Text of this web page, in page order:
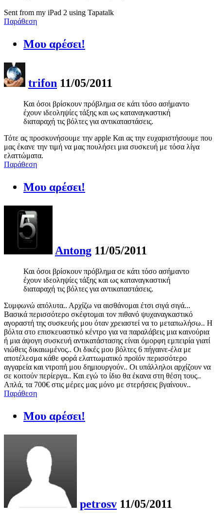
Sent from my iPad 2 using Tapatalk
Παράθεση
Μου αρέσει!
trifon 11/05/2011
Και όσοι βρίσκουν πρόβλημα σε κάτι τόσο ασήμαντο
έχουν ιδεοληψίες τάξης και ως καταναγκαστική
διαταραχή τις βόλτες για αντικαταστάσεις.
Τότε ας προσκυνήσουμε την apple Και ας την ευχαριστήσουμε που
μας έκανε την τιμή να μας πουλήσει μια συσκευή με τόσα λίγα
ελαττώματα.
Παράθεση
Μου αρέσει!
Antong 11/05/2011
Και όσοι βρίσκουν πρόβλημα σε κάτι τόσο ασήμαντο
έχουν ιδεοληψίες τάξης και ως καταναγκαστική
διαταραχή τις βόλτες για αντικαταστάσεις.
Συμφωνώ απόλυτα.. Αρχίζω να αισθάνομαι έτσι σιγά σιγά...
Βασικά περισσότερο σκέφτομαι τον πιθανό ψυχαναγκαστικό
αγοραστή της συσκευής μου όταν χρειαστεί να το μεταπωλήσω.. Η
βόλτα στο επισκευαστικό κέντρο για να παραλάβεις μια καινούρια
ή μια άψογη συσκευή αντικατάστασης είναι όμορφη εμπειρία γιατί
νιώθεις δικαιωμένος.. Οι δικές μου βόλτες 6 πήγαινε-έλα με
αποτέλεσμα κάθε φορά ελαττωματικό προϊόν περισσότερο
αγγαρεία και ντροπή μου δημιουργούν.. Οι υπάλληλοι αρχίζουν να
σε κοιτούν περίεργα.. Και εγώ το ίδιο θα έκανα στη θέση τους..
Απλά, τα 700€ στις μέρες μας μόνο με στερήσεις βγαίνουν..
Παράθεση
Μου αρέσει!
petrosv 11/05/2011